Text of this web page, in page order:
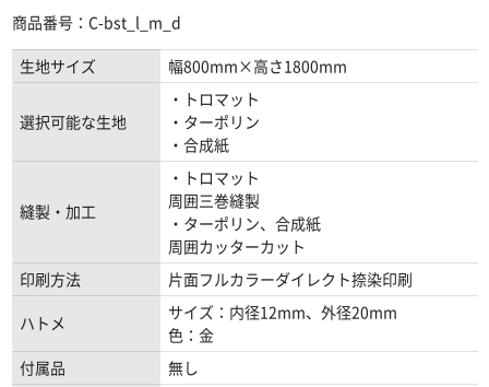
商品番号：C-bst_l_m_d
生地サイズ
幅800mm×高さ1800mm
選択可能な生地
・トロマット
・ターポリン
・合成紙
縫製・加工
・トロマット
周囲三巻縫製
・ターポリン、合成紙
周囲カッターカット
印刷方法
片面フルカラーダイレクト捺染印刷
ハトメ
サイズ：内径12mm、外径20mm
色：金
付属品
無し